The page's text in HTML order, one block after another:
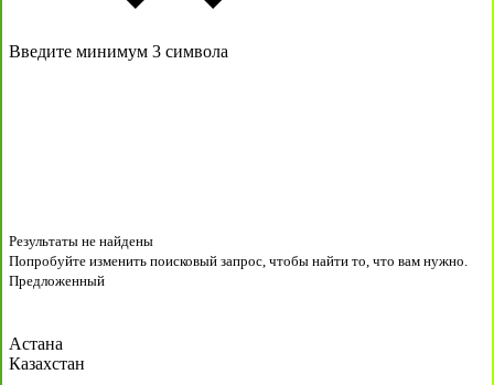
Введите минимум 3 символа
Результаты не найдены
Попробуйте изменить поисковый запрос, чтобы найти то, что вам нужно.
Предложенный
Астана
Казахстан